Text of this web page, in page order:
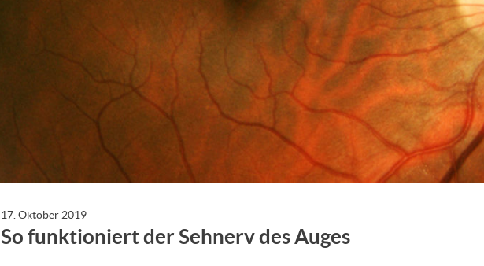
17. Oktober 2019
So funktioniert der Sehnerv des Auges